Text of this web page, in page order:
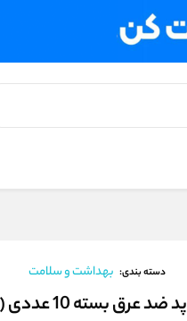
دسته بندی: بهداشت و سلامت
پد ضد عرق بسته 10 عددی (5 جفت)